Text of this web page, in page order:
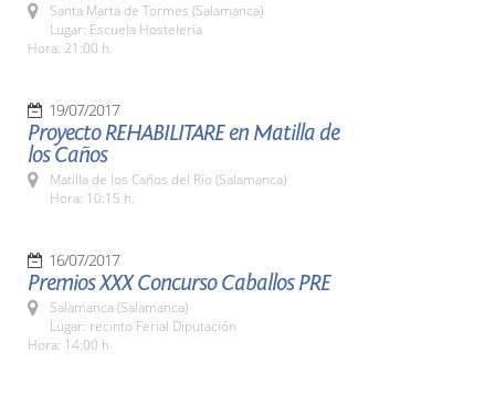
Santa Marta de Tormes (Salamanca)
Lugar: Escuela Hostelería
Hora: 21:00 h.
19/07/2017
Proyecto REHABILITARE en Matilla de
los Caños
Matilla de los Caños del Río (Salamanca)
Hora: 10:15 h.
16/07/2017
Premios XXX Concurso Caballos PRE
Salamanca (Salamanca)
Lugar: recinto Ferial Diputación
Hora: 14:00 h.